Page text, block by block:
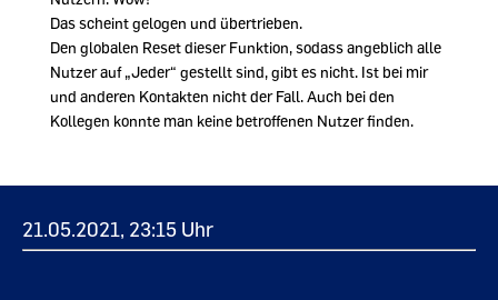
Das scheint gelogen und übertrieben.
Den globalen Reset dieser Funktion, sodass angeblich alle
Nutzer auf „Jeder“ gestellt sind, gibt es nicht. Ist bei mir
und anderen Kontakten nicht der Fall. Auch bei den
Kollegen konnte man keine betroffenen Nutzer finden.
21.05.2021, 23:15 Uhr